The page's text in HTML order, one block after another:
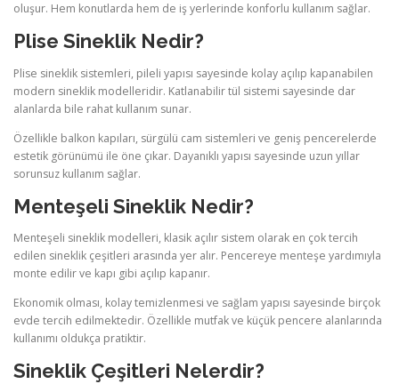
oluşur. Hem konutlarda hem de iş yerlerinde konforlu kullanım sağlar.
Plise Sineklik Nedir?
Plise sineklik sistemleri, pileli yapısı sayesinde kolay açılıp kapanabilen
modern sineklik modelleridir. Katlanabilir tül sistemi sayesinde dar
alanlarda bile rahat kullanım sunar.
Özellikle balkon kapıları, sürgülü cam sistemleri ve geniş pencerelerde
estetik görünümü ile öne çıkar. Dayanıklı yapısı sayesinde uzun yıllar
sorunsuz kullanım sağlar.
Menteşeli Sineklik Nedir?
Menteşeli sineklik modelleri, klasik açılır sistem olarak en çok tercih
edilen sineklik çeşitleri arasında yer alır. Pencereye menteşe yardımıyla
monte edilir ve kapı gibi açılıp kapanır.
Ekonomik olması, kolay temizlenmesi ve sağlam yapısı sayesinde birçok
evde tercih edilmektedir. Özellikle mutfak ve küçük pencere alanlarında
kullanımı oldukça pratiktir.
Sineklik Çeşitleri Nelerdir?